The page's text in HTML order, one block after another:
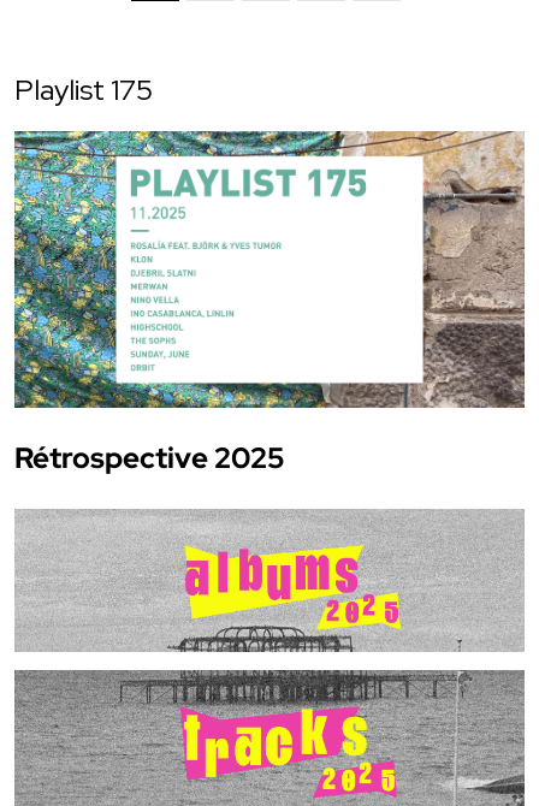
Playlist 175
Rétrospective 2025